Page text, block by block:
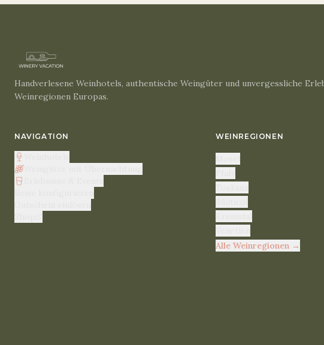
Handverlesene Weinhotels, authentische Weingüter und unvergessliche
Weinregionen Europas.
NAVIGATION WEINREGIONEN
Alle Weinregionen →